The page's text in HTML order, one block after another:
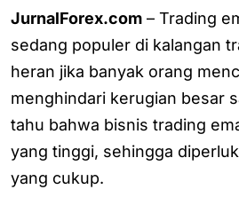
JurnalForex.com – Trading
sedang populer di kalangan
heran jika banyak orang
menghindari kerugian besar
tahu bahwa bisnis trading
yang tinggi, sehingga
yang cukup.